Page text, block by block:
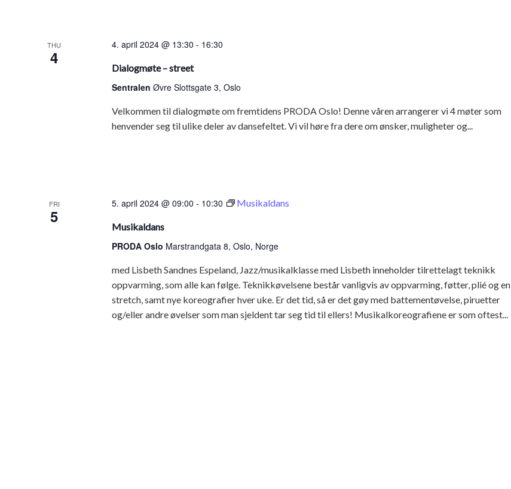
THU
4
4. april 2024 @ 13:30 - 16:30
Dialogmøte – street
SentralenØvre Slottsgate 3, Oslo
Velkommen til dialogmøte om fremtidens PRODA Oslo! Denne våren arrangerer vi 4 møter som
henvender seg til ulike deler av dansefeltet. Vi vil høre fra dere om ønsker, muligheter og...
FRI
5
5. april 2024 @ 09:00 - 10:30 Musikaldans
Musikaldans
PRODA Oslo Marstrandgata 8, Oslo, Norge
med Lisbeth Sandnes Espeland, Jazz/musikalklasse med Lisbeth inneholder tilrettelagt teknikk
oppvarming, som alle kan følge. Teknikkøvelsene består vanligvis av oppvarming, føtter, plié og en
stretch, samt nye koreografier hver uke. Er det tid, så er det gøy med battementøvelse, piruetter
og/eller andre øvelser som man sjeldent tar seg tid til ellers! Musikalkoreografiene er som oftest...